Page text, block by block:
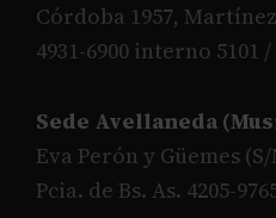
Córdoba 1957,
4931-6900 interno 5101 /
Sede Avellaneda
Eva Perón y Güemes
Pcia. de Bs. As. 4205-